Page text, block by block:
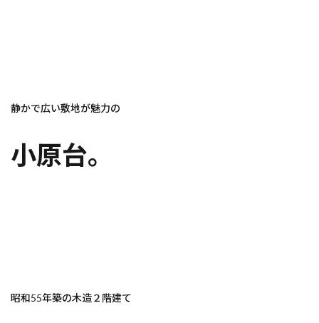
静かで広い敷地が魅力の
小原台。
昭和55年築の木造２階建て